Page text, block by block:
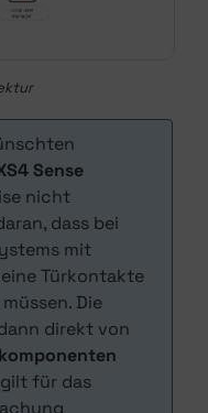
Sense
nicht
dass bei
mit
Türkontakte
Die
direkt von
für das